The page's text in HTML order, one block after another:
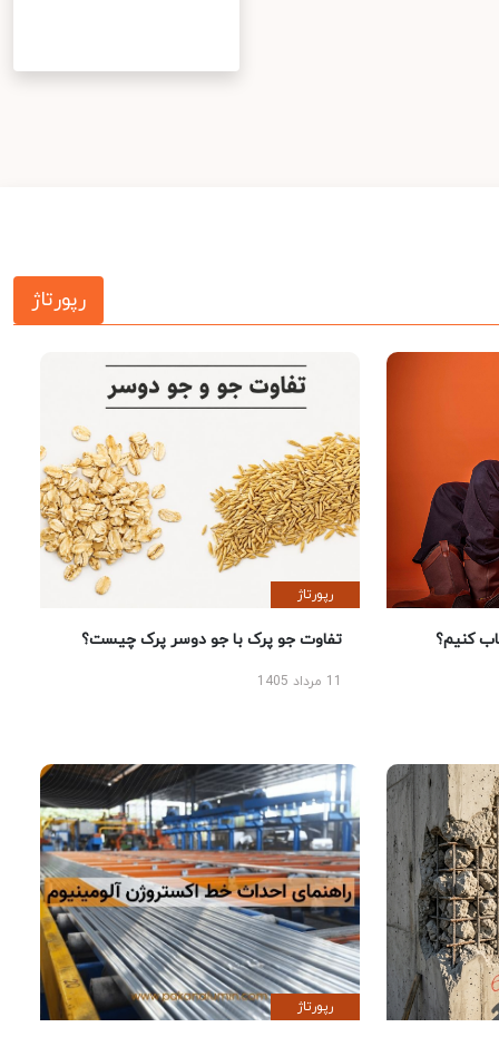
رپورتاژ
کنیم؟
رپورتاژ
تفاوت جو پرک با جو دوسر پرک چیست؟
رپورتاژ